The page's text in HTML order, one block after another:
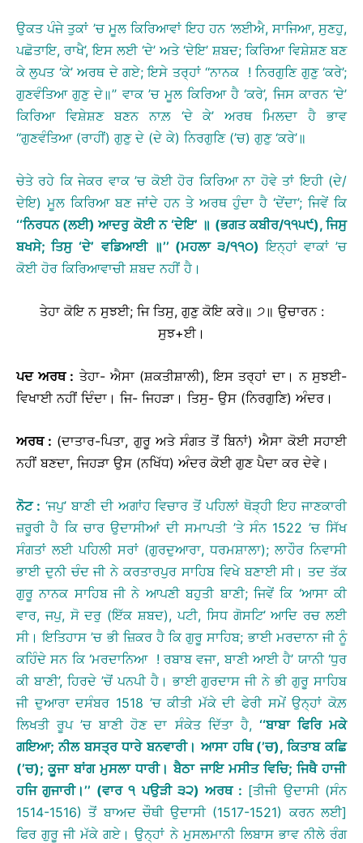
ਉਕਤ ਪੰਜੇ ਤੁਕਾਂ ’ਚ ਮੂਲ ਕਿਰਿਆਵਾਂ ਇਹ ਹਨ ‘ਲਈਐ, ਸਾਜਿਆ, ਸੁਣਹੁ,
ਪਛੋਤਾਇ, ਰਾਖੈ’, ਇਸ ਲਈ ‘ਦੇ’ ਅਤੇ ‘ਦੇਇ’ ਸ਼ਬਦ; ਕਿਰਿਆ ਵਿਸ਼ੇਸ਼ਣ ਬਣ
ਕੇ ਲੁਪਤ ‘ਕੇ’ ਅਰਥ ਦੇ ਗਏ; ਇਸੇ ਤਰ੍ਹਾਂ ‘‘ਨਾਨਕ ! ਨਿਰਗੁਣਿ ਗੁਣੁ ‘ਕਰੇ’;
ਗੁਣਵੰਤਿਆ ਗੁਣੁ ਦੇ॥’’ ਵਾਕ ’ਚ ਮੂਲ ਕਿਰਿਆ ਹੈ ‘ਕਰੇ’, ਜਿਸ ਕਾਰਨ ‘ਦੇ’
ਕਿਰਿਆ ਵਿਸ਼ੇਸ਼ਣ ਬਣਨ ਨਾਲ਼ ‘ਦੇ ਕੇ’ ਅਰਥ ਮਿਲਦਾ ਹੈ ਭਾਵ
‘‘ਗੁਣਵੰਤਿਆ (ਰਾਹੀਂ) ਗੁਣੁ ਦੇ (ਦੇ ਕੇ) ਨਿਰਗੁਣਿ (’ਚ) ਗੁਣੁ ‘ਕਰੇ’॥
ਚੇਤੇ ਰਹੇ ਕਿ ਜੇਕਰ ਵਾਕ ’ਚ ਕੋਈ ਹੋਰ ਕਿਰਿਆ ਨਾ ਹੋਵੇ ਤਾਂ ਇਹੀ (ਦੇ/
ਦੇਇ) ਮੂਲ ਕਿਰਿਆ ਬਣ ਜਾਂਦੇ ਹਨ ਤੇ ਅਰਥ ਹੁੰਦਾ ਹੈ ‘ਦੇਂਦਾ’; ਜਿਵੇਂ ਕਿ
‘‘ਨਿਰਧਨ(ਲਈ)ਆਦਰੁ ਕੋਈ ਨ ‘ਦੇਇ’ ॥ (ਭਗਤ ਕਬੀਰ/੧੧੫੯),ਜਿਸੁ
ਬਖਸੇ;ਤਿਸੁ ‘ਦੇ’ ਵਡਿਆਈ ॥’’ (ਮਹਲਾ ੩/੧੧੦)ਇਨ੍ਹਾਂ ਵਾਕਾਂ ’ਚ
ਕੋਈ ਹੋਰ ਕਿਰਿਆਵਾਚੀ ਸ਼ਬਦ ਨਹੀਂ ਹੈ।
ਤੇਹਾ ਕੋਇ ਨ ਸੁਝਈ; ਜਿ ਤਿਸੁ, ਗੁਣੁ ਕੋਇ ਕਰੇ॥ ੭॥ ਉਚਾਰਨ :
ਸੁਝ+ਈ।
ਪਦ ਅਰਥ: ਤੇਹਾ- ਐਸਾ (ਸ਼ਕਤੀਸ਼ਾਲੀ), ਇਸ ਤਰ੍ਹਾਂ ਦਾ। ਨ ਸੁਝਈ-
ਵਿਖਾਈ ਨਹੀਂ ਦਿੰਦਾ। ਜਿ- ਜਿਹੜਾ। ਤਿਸੁ- ਉਸ (ਨਿਰਗੁਣਿ) ਅੰਦਰ।
ਅਰਥ: (ਦਾਤਾਰ-ਪਿਤਾ, ਗੁਰੂ ਅਤੇ ਸੰਗਤ ਤੋਂ ਬਿਨਾਂ) ਐਸਾ ਕੋਈ ਸਹਾਈ
ਨਹੀਂ ਬਣਦਾ, ਜਿਹੜਾ ਉਸ (ਨਖਿੱਧ) ਅੰਦਰ ਕੋਈ ਗੁਣ ਪੈਦਾ ਕਰ ਦੇਵੇ।
ਨੋਟ: ‘ਜਪੁ’ ਬਾਣੀ ਦੀ ਅਗਾਂਹ ਵਿਚਾਰ ਤੋਂ ਪਹਿਲਾਂ ਥੋੜ੍ਹੀ ਇਹ ਜਾਣਕਾਰੀ
ਜ਼ਰੂਰੀ ਹੈ ਕਿ ਚਾਰ ਉਦਾਸੀਆਂ ਦੀ ਸਮਾਪਤੀ ’ਤੇ ਸੰਨ 1522 ’ਚ ਸਿੱਖ
ਸੰਗਤਾਂ ਲਈ ਪਹਿਲੀ ਸਰਾਂ (ਗੁਰਦੁਆਰਾ, ਧਰਮਸ਼ਾਲਾ); ਲਾਹੌਰ ਨਿਵਾਸੀ
ਭਾਈ ਦੁਨੀ ਚੰਦ ਜੀ ਨੇ ਕਰਤਾਰਪੁਰ ਸਾਹਿਬ ਵਿਖੇ ਬਣਾਈ ਸੀ। ਤਦ ਤੱਕ
ਗੁਰੂ ਨਾਨਕ ਸਾਹਿਬ ਜੀ ਨੇ ਆਪਣੀ ਬਹੁਤੀ ਬਾਣੀ; ਜਿਵੇਂ ਕਿ ‘ਆਸਾ ਕੀ
ਵਾਰ, ਜਪੁ, ਸੋ ਦਰੁ (ਇੱਕ ਸ਼ਬਦ), ਪਟੀ, ਸਿਧ ਗੋਸਟਿ’ ਆਦਿ ਰਚ ਲਈ
ਸੀ। ਇਤਿਹਾਸ ’ਚ ਭੀ ਜ਼ਿਕਰ ਹੈ ਕਿ ਗੁਰੂ ਸਾਹਿਬ; ਭਾਈ ਮਰਦਾਨਾ ਜੀ ਨੂੰ
ਕਹਿੰਦੇ ਸਨ ਕਿ ‘ਮਰਦਾਨਿਆ ! ਰਬਾਬ ਵਜਾ, ਬਾਣੀ ਆਈ ਹੈ’ ਯਾਨੀ ‘ਧੁਰ
ਕੀ ਬਾਣੀ’, ਹਿਰਦੇ ’ਚੋਂ ਪਨਪੀ ਹੈ। ਭਾਈ ਗੁਰਦਾਸ ਜੀ ਨੇ ਭੀ ਗੁਰੂ ਸਾਹਿਬ
ਜੀ ਦੁਆਰਾ ਦਸੰਬਰ 1518 ’ਚ ਕੀਤੀ ਮੱਕੇ ਦੀ ਫੇਰੀ ਸਮੇਂ ਉਨ੍ਹਾਂ ਕੋਲ਼
ਲਿਖਤੀ ਰੂਪ ’ਚ ਬਾਣੀ ਹੋਣ ਦਾ ਸੰਕੇਤ ਦਿੱਤਾ ਹੈ, ‘‘ਬਾਬਾ ਫਿਰਿ ਮਕੇ
ਗਇਆ;ਨੀਲ ਬਸਤ੍ਰ ਧਾਰੇ ਬਨਵਾਰੀ। ਆਸਾ ਹਥਿ(’ਚ),ਕਿਤਾਬ ਕਛਿ
(’ਚ);ਕੂਜਾ ਬਾਂਗ ਮੁਸਲਾ ਧਾਰੀ। ਬੈਠਾ ਜਾਇ ਮਸੀਤ ਵਿਚਿ; ਜਿਥੈ ਹਾਜੀ
ਹਜਿ ਗੁਜਾਰੀ।’’ (ਵਾਰ ੧ ਪਉੜੀ ੩੨) ਅਰਥ: [ਤੀਜੀ ਉਦਾਸੀ (ਸੰਨ
1514-1516) ਤੋਂ ਬਾਅਦ ਚੌਥੀ ਉਦਾਸੀ (1517-1521) ਕਰਨ ਲਈ]
ਫਿਰ ਗੁਰੂ ਜੀ ਮੱਕੇ ਗਏ। ਉਨ੍ਹਾਂ ਨੇ ਮੁਸਲਮਾਨੀ ਲਿਬਾਸ ਭਾਵ ਨੀਲੇ ਰੰਗ